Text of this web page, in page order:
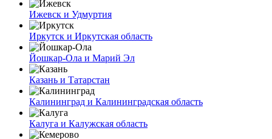
Ижевск и Удмуртия
Иркутск и Иркутская область
Йошкар-Ола и Марий Эл
Казань и Татарстан
Калининград и Калининградская область
Калуга и Калужская область